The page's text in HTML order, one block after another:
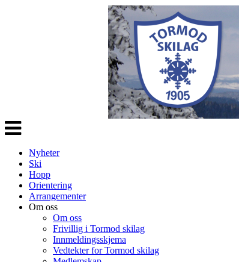
Veksle
navigasjon
Nyheter
Ski
Hopp
Orientering
Arrangementer
Om oss
Om oss
Frivillig i Tormod skilag
Innmeldingsskjema
Vedtekter for Tormod skilag